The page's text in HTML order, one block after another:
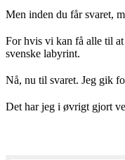
Men inden du får svaret,
For hvis vi kan få alle til
svenske labyrint.
Nå, nu til svaret. Jeg gik
Det har jeg i øvrigt gjort